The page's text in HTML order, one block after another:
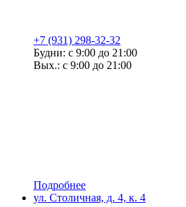
+7 (931) 298-32-32
Будни: с 9:00 до 21:00
Вых.: с 9:00 до 21:00
Подробнее
ул. Столичная, д. 4, к. 4